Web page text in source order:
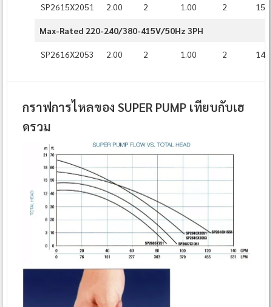
SP2615X2051 2.00 2 1.00 2
Max-Rated 220-240/380-415V/50Hz 3PH
SP2616X2053 2.00 2 1.00 2
กราฟการไหลของ SUPER PUMP เทียบกับเฮ
ดรวม